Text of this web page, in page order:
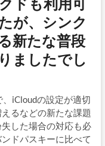
が、シンク
新たな普段
ましたでし
iCloudの設定が適切
るなどの新たな課題
した場合の対応も必
ドパスキーに比べて